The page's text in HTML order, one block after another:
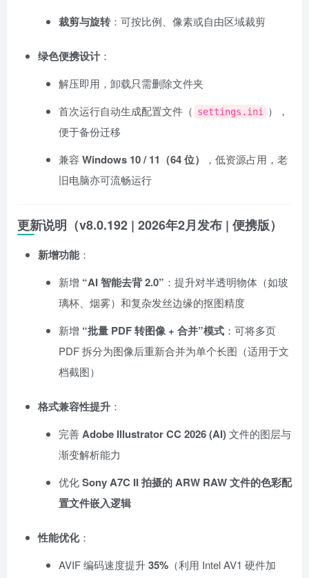
裁剪与旋转：可按比例、像素或自由区域裁剪
绿色便携设计：
解压即用，卸载只需删除文件夹
首次运行自动生成配置文件（ settings.ini
），
便于备份迁移
兼容 Windows 10 / 11（64 位）
，低资源占用，老
旧电脑亦可流畅运行
更新说明（v8.0.192 | 2026年2月发布 | 便携版）
新增功能：
新增 “AI 智能去背 2.0” ：提升对半透明物体（如玻
璃杯、烟雾）和复杂发丝边缘的抠图精度
新增 “批量 PDF 转图像 + 合并”模式 ：可将多页
PDF 拆分为图像后重新合并为单个长图（适用于文
档截图）
格式兼容性提升 ：
完善Adobe Illustrator CC 2026 (AI)文件的图层与
渐变解析能力
优化Sony A7C II 拍摄的 ARW RAW 文件的色彩配
置文件嵌入逻辑
性能优化：
AVIF 编码速度提升35% （利用 Intel AV1 硬件加